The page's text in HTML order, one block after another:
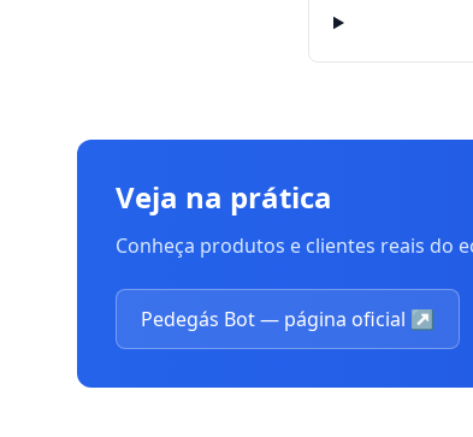
Veja na prática
Conheça produtos e clientes reais do
Pedegás Bot — página oficial ↗